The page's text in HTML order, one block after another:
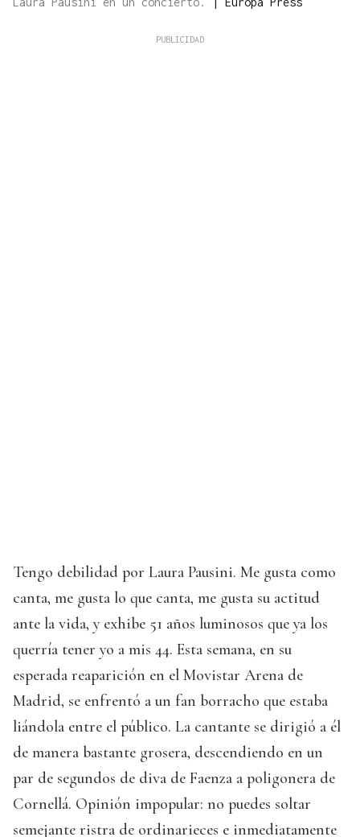
Tengo debilidad por Laura Pausini. Me gusta como
canta, me gusta lo que canta, me gusta su actitud
ante la vida, y exhibe 51 años luminosos que ya los
querría tener yo a mis 44. Esta semana, en su
esperada reaparición en el Movistar Arena de
Madrid, se enfrentó a un fan borracho que estaba
liándola entre el público. La cantante se dirigió a él
de manera bastante grosera, descendiendo en un
par de segundos de diva de Faenza a poligonera de
Cornellá. Opinión impopular: no puedes soltar
semejante ristra de ordinarieces e inmediatamente